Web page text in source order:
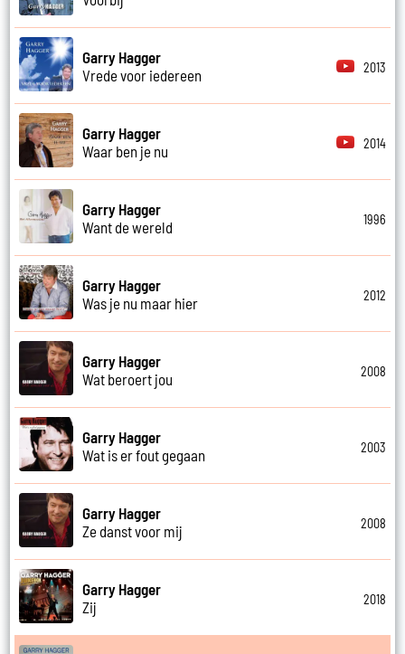
Garry Hagger
Vrede voor iedereen
2013
Garry Hagger
Waar ben je nu
2014
Garry Hagger
Want de wereld
1996
Garry Hagger
Was je nu maar hier
2012
Garry Hagger
Wat beroert jou
2008
Garry Hagger
Wat is er fout gegaan
2003
Garry Hagger
Ze danst voor mij
2008
Garry Hagger
Zij
2018